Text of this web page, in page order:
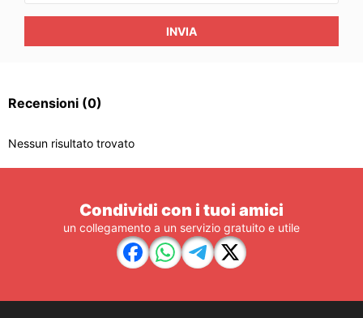
INVIA
Recensioni (0)
Nessun risultato trovato
Condividi con i tuoi amici
un collegamento a un servizio gratuito e utile